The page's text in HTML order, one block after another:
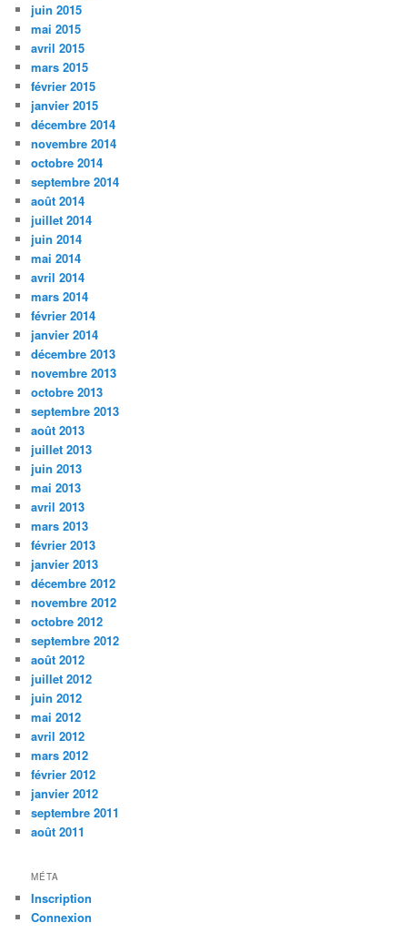
juin 2015
mai 2015
avril 2015
mars 2015
février 2015
janvier 2015
décembre 2014
novembre 2014
octobre 2014
septembre 2014
août 2014
juillet 2014
juin 2014
mai 2014
avril 2014
mars 2014
février 2014
janvier 2014
décembre 2013
novembre 2013
octobre 2013
septembre 2013
août 2013
juillet 2013
juin 2013
mai 2013
avril 2013
mars 2013
février 2013
janvier 2013
décembre 2012
novembre 2012
octobre 2012
septembre 2012
août 2012
juillet 2012
juin 2012
mai 2012
avril 2012
mars 2012
février 2012
janvier 2012
septembre 2011
août 2011
MÉTA
Inscription
Connexion